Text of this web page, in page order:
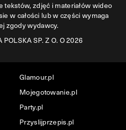
tekstów, zdjęć i materiałów wideo
w całości lub w części wymaga
zgody wydawcy.
SP. Z O. O 2026
Glamour.pl
Mojegotowanie.pl
Party.pl
Przyslijprzepis.pl